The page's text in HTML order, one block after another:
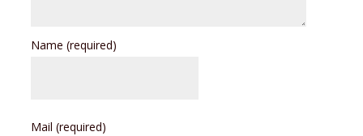
Name(required)
Mail(required)